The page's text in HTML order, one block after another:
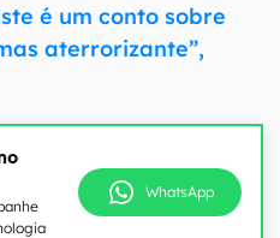
é um conto sobre
aterrorizante”,
WhatsApp